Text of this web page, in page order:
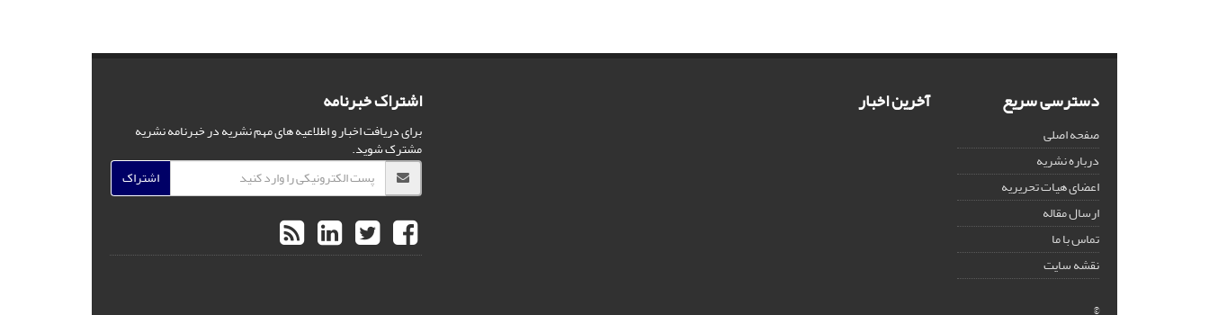
دسترسی سریع
صفحه اصلی
درباره نشریه
اعضای هیات تحریریه
ارسال مقاله
تماس با ما
نقشه سایت
آخرین اخبار اشتراک خبرنامه
برای دریافت اخبار و اطلاعیه های مهم نشریه در خبرنامه نشریه
مشترک شوید.
اشتراک
©